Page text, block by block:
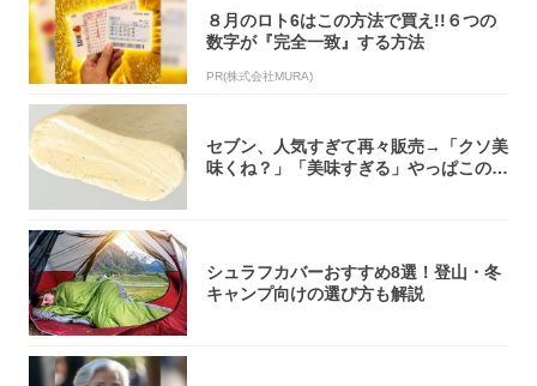
８月のロト6はこの方法で買え!!６つの
数字が『完全一致』する方法
PR(株式会社MURA)
セブン、人気すぎて再々販売→「クソ美
味くね？」「美味すぎる」やっぱこのク
シュラフカバーおすすめ8選！登山・冬
キャンプ向けの選び方も解説